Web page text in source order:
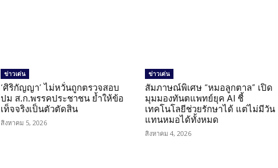
ข่าวเด่น
‘ศิริกัญญา’ ไม่หวั่นถูกตรวจสอบ
ปม ส.ก.พรรคประชาชน ย้ำให้ข้อ
เท็จจริงเป็นตัวตัดสิน
สิงหาคม 5, 2026
ข่าวเด่น
สัมภาษณ์พิเศษ “หมอลูกตาล” เปิด
มุมมองทันตแพทย์ยุค AI ชี้
เทคโนโลยีช่วยรักษาได้ แต่ไม่มีวัน
แทนหมอได้ทั้งหมด
สิงหาคม 4, 2026